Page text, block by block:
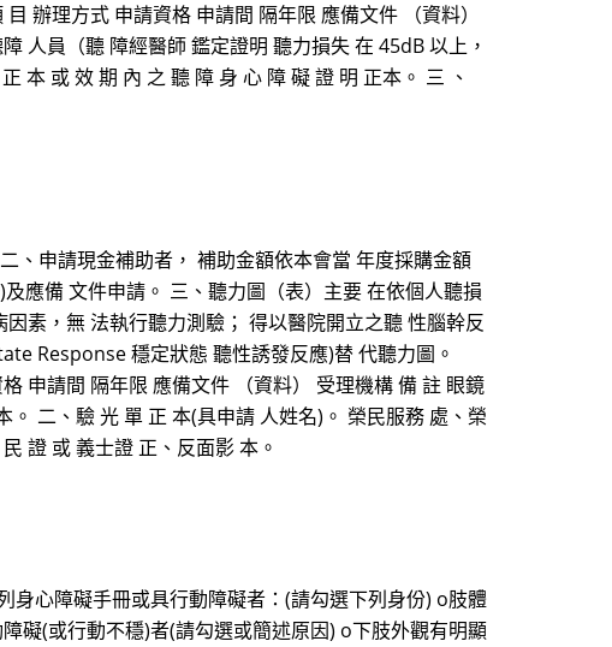
辦理方式 申請資格 申請間 隔年限 應備文件 （資料）
人員（聽 障經醫師 鑑定證明 聽力損失 在 45dB 以上，
本 或 效 期 內 之 聽 障 身 心 障 礙 證 明 正本。 三 、
、申請現金補助者， 補助金額依本會當 年度採購金額
應備 文件申請。 三、聽力圖（表）主要 在依個人聽損
素，無 法執行聽力測驗； 得以醫院開立之聽 性腦幹反
Response 穩定狀態 聽性誘發反應)替 代聽力圖。
申請間 隔年限 應備文件 （資料） 受理機構 備 註 眼鏡
二、驗 光 單 正 本(具申請 人姓名)。 榮民服務 處、榮
證 或 義士證 正、反面影 本。
身心障礙手冊或具行動障礙者：(請勾選下列身份) o肢體
礙(或行動不穩)者(請勾選或簡述原因) o下肢外觀有明顯